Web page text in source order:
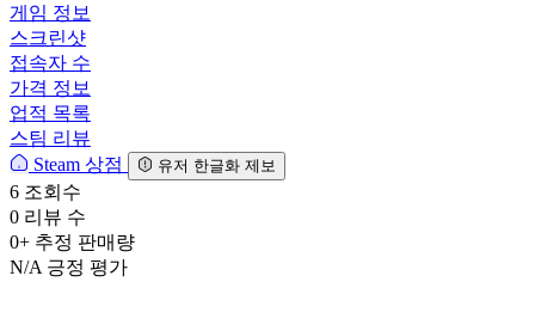
게임 정보
스크린샷
접속자 수
가격 정보
업적 목록
스팀 리뷰
Steam 상점
유저 한글화 제보
6 조회수
0 리뷰 수
0+ 추정 판매량
N/A 긍정 평가